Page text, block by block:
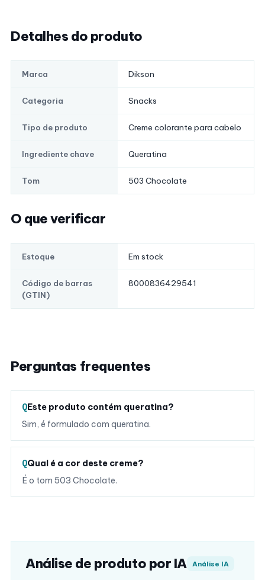
Detalhes do produto
Marca Dikson
Categoria Snacks
Tipo de produto Creme colorante para cabelo
Ingrediente chave Queratina
Tom 503 Chocolate
O que verificar
Estoque Em stock
Código de barras
(GTIN)
8000836429541
Perguntas frequentes
Este produto contém queratina?
Sim, é formulado com queratina.
Qual é a cor deste creme?
É o tom 503 Chocolate.
Análise de produto por IA Análise IA